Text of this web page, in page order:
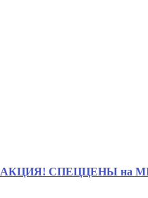
АКЦИЯ! СПЕЦЦЕНЫ на MILK